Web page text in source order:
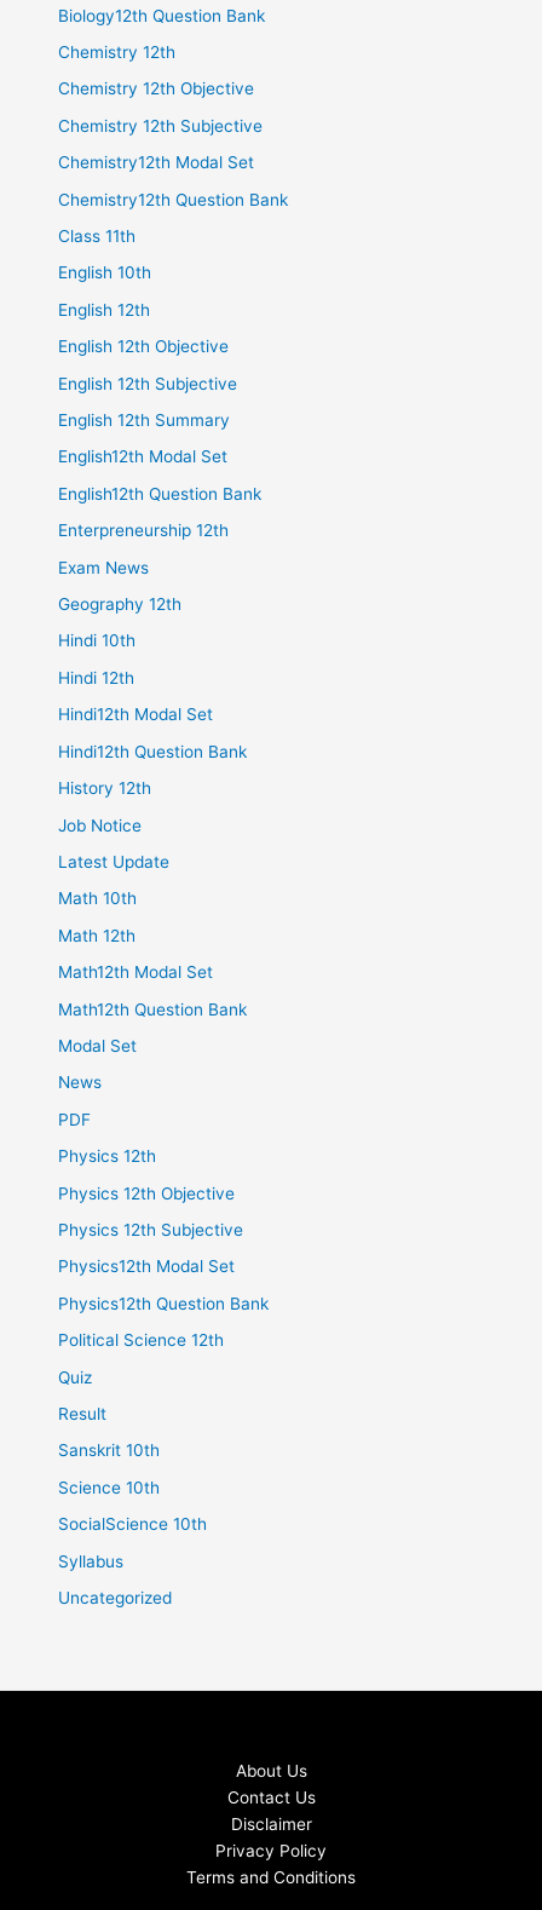
Biology12th Question Bank
Chemistry 12th
Chemistry 12th Objective
Chemistry 12th Subjective
Chemistry12th Modal Set
Chemistry12th Question Bank
Class 11th
English 10th
English 12th
English 12th Objective
English 12th Subjective
English 12th Summary
English12th Modal Set
English12th Question Bank
Enterpreneurship 12th
Exam News
Geography 12th
Hindi 10th
Hindi 12th
Hindi12th Modal Set
Hindi12th Question Bank
History 12th
Job Notice
Latest Update
Math 10th
Math 12th
Math12th Modal Set
Math12th Question Bank
Modal Set
News
PDF
Physics 12th
Physics 12th Objective
Physics 12th Subjective
Physics12th Modal Set
Physics12th Question Bank
Political Science 12th
Quiz
Result
Sanskrit 10th
Science 10th
SocialScience 10th
Syllabus
Uncategorized
About Us
Contact Us
Disclaimer
Privacy Policy
Terms and Conditions